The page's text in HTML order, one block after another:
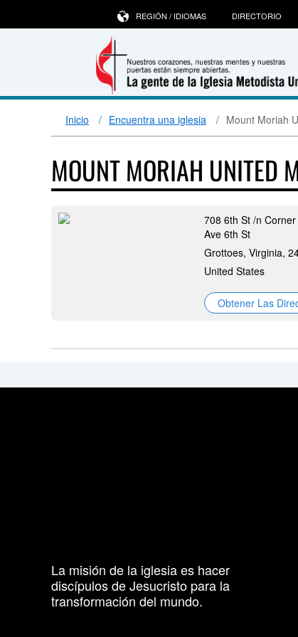
REGIÓN / IDIOMAS DIRECTORIO
Inicio Encuentra una iglesia Mount Moriah
MOUNT MORIAH UNITED
708 6th St /n
Ave 6th St
Grottoes, Virginia,
United States
Obtener Las
La misión de la iglesia es hacer
discípulos de Jesucristo para la
transformación del mundo.